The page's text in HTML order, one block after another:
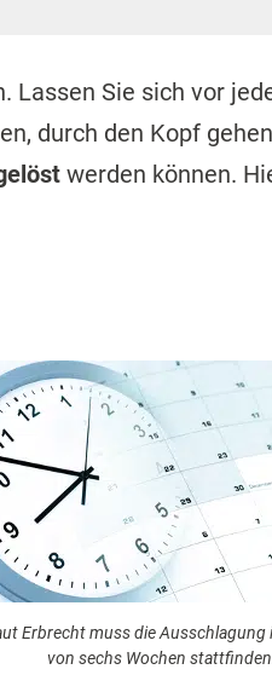
Lassen Sie sich vor
durch den Kopf
werden können.
Erbrecht muss die Ausschlagung
von sechs Wochen